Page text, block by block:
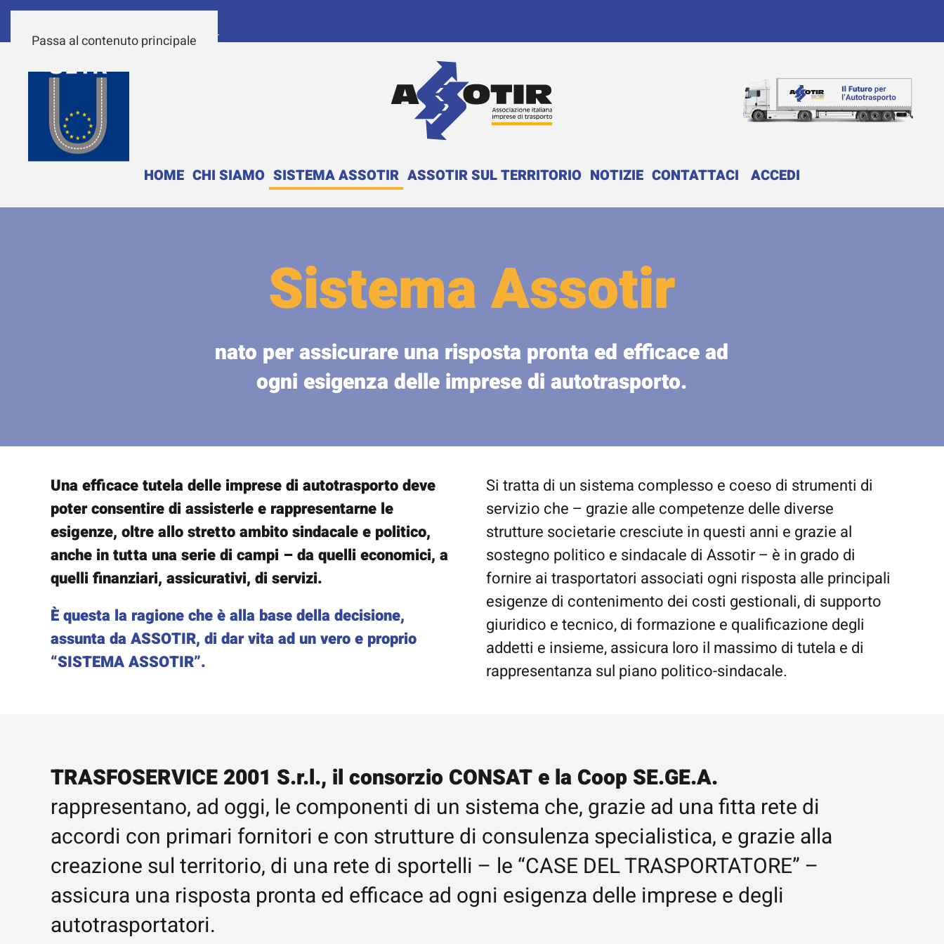
Passa al contenuto principale
HOME CHI SIAMO SISTEMA ASSOTIR ASSOTIR SUL TERRITORIO NOTIZIE CONTATTACI ACCEDI
Sistema Assotir
nato per assicurare una risposta pronta ed efficace ad
ogni esigenza delle imprese di autotrasporto.
Una efficace tutela delle imprese di autotrasporto deve
poter consentire di assisterle e rappresentarne le
esigenze, oltre allo stretto ambito sindacale e politico,
anche in tutta una serie di campi – da quelli economici, a
quelli finanziari, assicurativi, di servizi.
È questa la ragione che è alla base della decisione,
assunta da ASSOTIR, di dar vita ad un vero e proprio
“SISTEMA ASSOTIR”.
Si tratta di un sistema complesso e coeso di strumenti di
servizio che – grazie alle competenze delle diverse
strutture societarie cresciute in questi anni e grazie al
sostegno politico e sindacale di Assotir – è in grado di
fornire ai trasportatori associati ogni risposta alle principali
esigenze di contenimento dei costi gestionali, di supporto
giuridico e tecnico, di formazione e qualificazione degli
addetti e insieme, assicura loro il massimo di tutela e di
rappresentanza sul piano politico-sindacale.
TRASFOSERVICE 2001 S.r.l., il consorzio CONSAT e la Coop SE.GE.A.
rappresentano, ad oggi, le componenti di un sistema che, grazie ad una fitta rete di
accordi con primari fornitori e con strutture di consulenza specialistica, e grazie alla
creazione sul territorio, di una rete di sportelli – le “CASE DEL TRASPORTATORE” –
assicura una risposta pronta ed efficace ad ogni esigenza delle imprese e degli
autotrasportatori.